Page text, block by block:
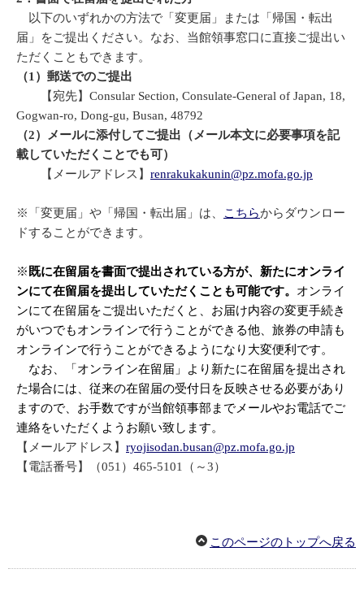
以下のいずれかの方法で「変更届」または「帰国・転出
届」をご提出ください。なお、当館領事窓口に直接ご提出い
ただくこともできます。
（1）郵送でのご提出
【宛先】Consular Section, Consulate-General of Japan, 18,
Gogwan-ro, Dong-gu, Busan, 48792
（2）メールに添付してご提出（メール本文に必要事項を記
載していただくことでも可）
【メールアドレス】 renrakukakunin@pz.mofa.go.jp
※「変更届」や「帰国・転出届」は、 こちらからダウンロー
ドすることができます。
※ 既に在留届を書面で提出されている方が、新たにオンライ
ンにて在留届を提出していただくことも可能です。 オンライ
ンにて在留届をご提出いただくと、お届け内容の変更手続き
がいつでもオンラインで行うことができる他、旅券の申請も
オンラインで行うことができるようになり大変便利です。
なお、「オンライン在留届」より新たに在留届を提出され
た場合には、従来の在留届の受付日を反映させる必要があり
ますので、お手数ですが当館領事部までメールやお電話でご
連絡をいただくようお願い致します。
【メールアドレス】 ryojisodan.busan@pz.mofa.go.jp
【電話番号】（051）465-5101（～3）
このページのトップへ戻る